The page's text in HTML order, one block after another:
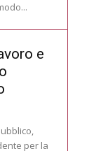
È un modo...
e
per la